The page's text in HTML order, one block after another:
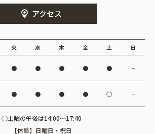
アクセス
火 水 木 金 土 日
● ● ● ● ● −
● ● ● ● ○ −
○土曜の午後は14:00～17:40
【休診】日曜日・祝日